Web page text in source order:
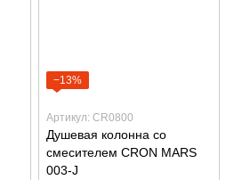
−13%
Артикул: CR0800
Душевая колонна со
смесителем CRON MARS
003-J